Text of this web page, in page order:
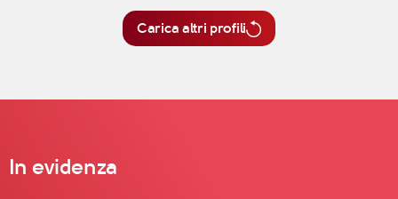
Carica altri profili
In evidenza